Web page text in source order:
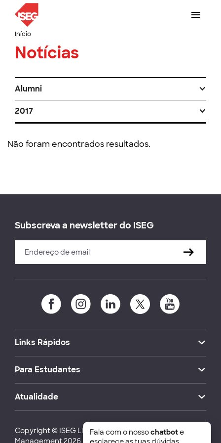
Início
Notícias
Alumni
2017
Não foram encontrados resultados.
Subscreva a newsletter do ISEG
Links Rápidos
Para Estudantes
Atualidade
Copyright © ISEG Lisbon School of Economics and
Management 2026
Fala com o nossochatbote